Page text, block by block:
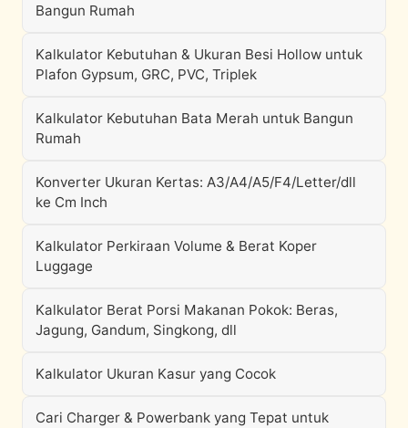
Bangun Rumah
Kalkulator Kebutuhan & Ukuran Besi Hollow untuk
Plafon Gypsum, GRC, PVC, Triplek
Kalkulator Kebutuhan Bata Merah untuk Bangun
Rumah
Konverter Ukuran Kertas: A3/A4/A5/F4/Letter/dll
ke Cm Inch
Kalkulator Perkiraan Volume & Berat Koper
Luggage
Kalkulator Berat Porsi Makanan Pokok: Beras,
Jagung, Gandum, Singkong, dll
Kalkulator Ukuran Kasur yang Cocok
Cari Charger & Powerbank yang Tepat untuk